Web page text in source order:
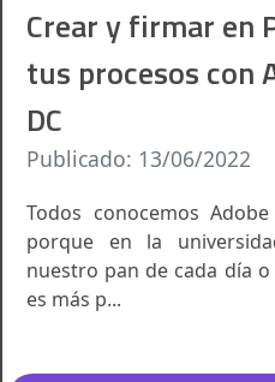
Crear y firmar en
tus procesos con
DC
Publicado: 13/06/2022
Todos conocemos
porque en la
nuestro pan de cada día
es más p...